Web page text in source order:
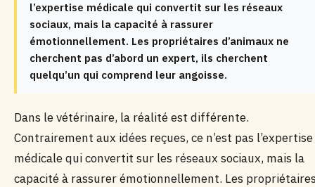
l’expertise médicale qui convertit sur les réseaux
sociaux, mais la capacité à rassurer
émotionnellement. Les propriétaires d’animaux ne
cherchent pas d’abord un expert, ils cherchent
quelqu’un qui comprend leur angoisse.
Dans le vétérinaire, la réalité est différente.
Contrairement aux idées reçues, ce n’est pas l’expertise
médicale qui convertit sur les réseaux sociaux, mais la
capacité à rassurer émotionnellement. Les